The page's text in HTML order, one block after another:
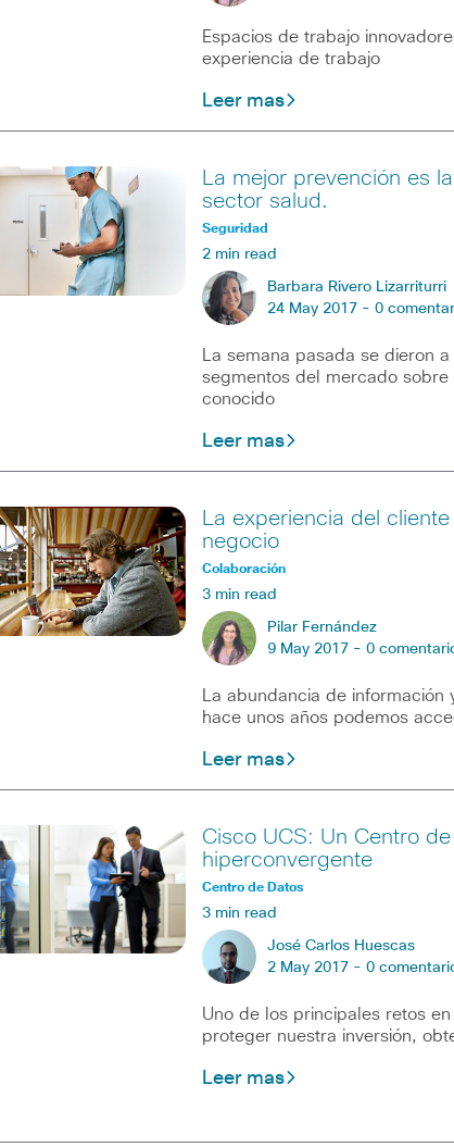
Espacios de trabajo
experiencia de trabajo
Leer mas
La mejor prevención es
sector salud.
Seguridad
2 min read
Barbara Rivero Lizarriturri
24 May 2017 - 0
La semana pasada se dieron
segmentos del mercado
conocido
Leer mas
La experiencia del
negocio
Colaboración
3 min read
Pilar Fernández
9 May 2017 - 0
La abundancia de
hace unos años podemos
Leer mas
Cisco UCS: Un Centro
hiperconvergente
Centro de Datos
3 min read
José Carlos Huescas
2 May 2017 - 0
Uno de los principales retos
proteger nuestra inversión,
Leer mas